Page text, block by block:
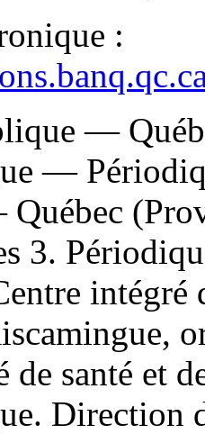
:
—
—
3.
intégré
de santé et
Direction